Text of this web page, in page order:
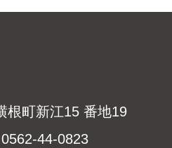
町新江15 番地19
44-0823